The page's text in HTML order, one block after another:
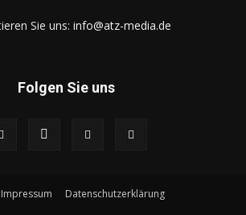
Sie uns: info@atz-media.de
Folgen Sie uns
Impressum Datenschutzerklärung